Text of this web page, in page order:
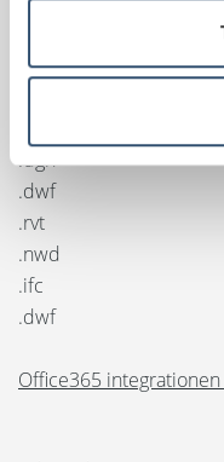
Tegninger og 3D:
.dgn
.dwf
.rvt
.nwd
.ifc
.dwf
Office365